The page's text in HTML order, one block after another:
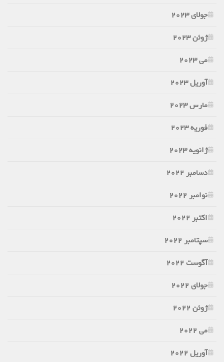
جولای 2023
ژوئن 2023
می 2023
آوریل 2023
مارس 2023
فوریه 2023
ژانویه 2023
دسامبر 2022
نوامبر 2022
اکتبر 2022
سپتامبر 2022
آگوست 2022
جولای 2022
ژوئن 2022
می 2022
آوریل 2022